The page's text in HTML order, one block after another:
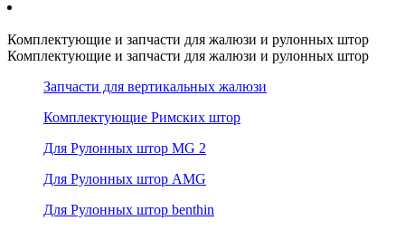
Комплектующие и запчасти для жалюзи и рулонных штор
Комплектующие и запчасти для жалюзи и рулонных штор
Запчасти для вертикальных жалюзи
Комплектующие Римских штор
Для Рулонных штор MG 2
Для Рулонных штор AMG
Для Рулонных штор benthin